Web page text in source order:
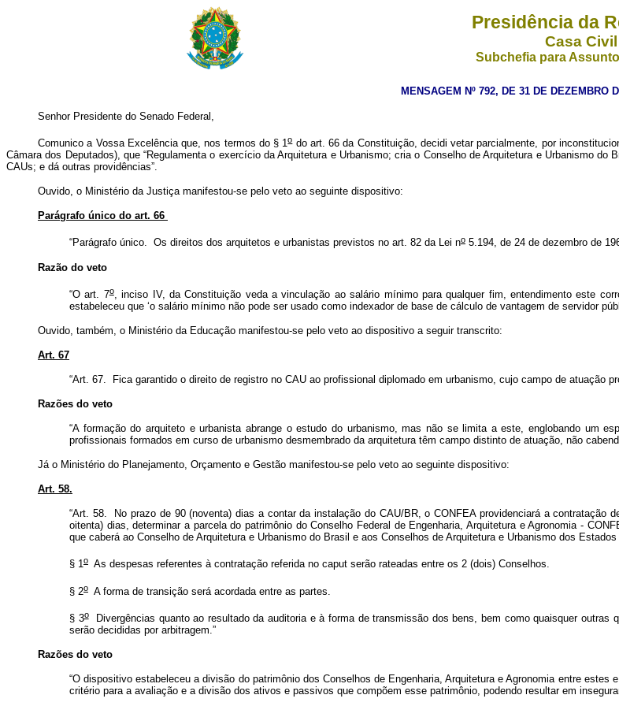
Presidência da
Casa Civil
Subchefia para
MENSAGEM Nº 792, DE 31 DE DEZEMBRO
Senhor Presidente do Senado Federal,
Comunico a Vossa Excelência que, nos termos do § 1odo art. 66 da Constituição, decidi vetar parcialmente, por
Câmara dos Deputados), que “Regulamenta o exercício da Arquitetura e Urbanismo; cria o Conselho de Arquitetura e Urbanismo
CAUs; e dá outras providências”.
Ouvido, o Ministério da Justiça manifestou-se pelo veto ao seguinte dispositivo:
Parágrafo único do art. 66
“Parágrafo único. Os direitos dos arquitetos e urbanistas previstos no art. 82 da Lei no 5.194, de 24 de dezembro de
Razão do veto
“O art. 7o, inciso IV, da Constituição veda a vinculação ao salário mínimo para qualquer fim, entendimento este
estabeleceu que ‘o salário mínimo não pode ser usado como indexador de base de cálculo de vantagem de servidor
Ouvido, também, o Ministério da Educação manifestou-se pelo veto ao dispositivo a seguir transcrito:
Art. 67
“Art. 67. Fica garantido o direito de registro no CAU ao profissional diplomado em urbanismo, cujo campo de atuação
Razões do veto
“A formação do arquiteto e urbanista abrange o estudo do urbanismo, mas não se limita a este, englobando um
profissionais formados em curso de urbanismo desmembrado da arquitetura têm campo distinto de atuação, não
Já o Ministério do Planejamento, Orçamento e Gestão manifestou-se pelo veto ao seguinte dispositivo:
Art. 58.
“Art. 58. No prazo de 90 (noventa) dias a contar da instalação do CAU/BR, o CONFEA providenciará a contratação
oitenta) dias, determinar a parcela do patrimônio do Conselho Federal de Engenharia, Arquitetura e Agronomia -
que caberá ao Conselho de Arquitetura e Urbanismo do Brasil e aos Conselhos de Arquitetura e Urbanismo dos Estados
§ 1o As despesas referentes à contratação referida no caput serão rateadas entre os 2 (dois) Conselhos.
§ 2o A forma de transição será acordada entre as partes.
§ 3oDivergências quanto ao resultado da auditoria e à forma de transmissão dos bens, bem como quaisquer outras
serão decididas por arbitragem.”
Razões do veto
“O dispositivo estabeleceu a divisão do patrimônio dos Conselhos de Engenharia, Arquitetura e Agronomia entre
critério para a avaliação e a divisão dos ativos e passivos que compõem esse patrimônio, podendo resultar em